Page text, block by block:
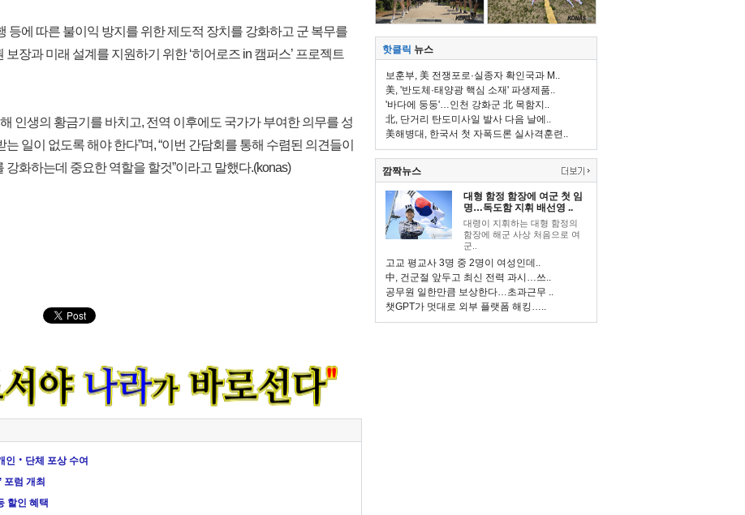
등에 따른 불이익 방지를 위한 제도적 장치를 강화하고 군 복무를
장과 미래 설계를 지원하기 위한 ‘히어로즈 in 캠퍼스’ 프로젝트
인생의 황금기를 바치고, 전역 이후에도 국가가 부여한 의무를 성
일이 없도록 해야 한다”며, “이번 간담회를 통해 수렴된 의견들이
화하는데 중요한 역할을 할것”이라고 말했다.(konas)
인‧단체 포상 수여
포럼 개최
할인 혜택
핫클릭 뉴스
보훈부, 美 전쟁포로·실종자 확인국과 M..
美, '반도체·태양광 핵심 소재' 파생제품..
'바다에 둥둥'…인천 강화군 北 목함지..
北, 단거리 탄도미사일 발사 다음 날에..
美해병대, 한국서 첫 자폭드론 실사격훈련..
깜짝뉴스
대형 함정 함장에 여군 첫 임
명…독도함 지휘 배선영 ..
대령이 지휘하는 대형 함정의
함장에 해군 사상 처음으로 여
군..
고교 평교사 3명 중 2명이 여성인데..
中, 건군절 앞두고 최신 전력 과시…쓰..
공무원 일한만큼 보상한다…초과근무 ..
챗GPT가 멋대로 외부 플랫폼 해킹…..